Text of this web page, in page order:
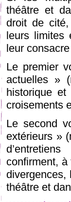
théâtre et
droit de
leurs limites
leur
Le premier
actuelles »
historique
croisements
Le second
extérieurs »
confirment,
divergences,
théâtre et